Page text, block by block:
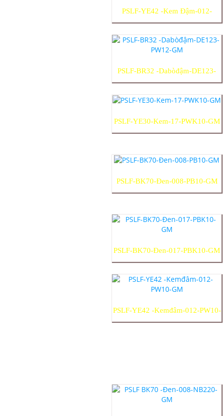
PSLF-YE42 -Kem Đậm-012-
PW12-GM
PSLF-BR32 -Dabòđậm-DE123-
PW12-GM
PSLF-YE30-Kem-17-PWK10-GM
PSLF-BK70-Đen-008-PB10-GM
PSLF-BK70-Đen-017-PBK10-GM
PSLF-YE42 -Kemđâm-012-PW10-
GM